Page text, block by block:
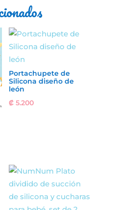
Portachupete de
Silicona diseño de
león
₡5.200